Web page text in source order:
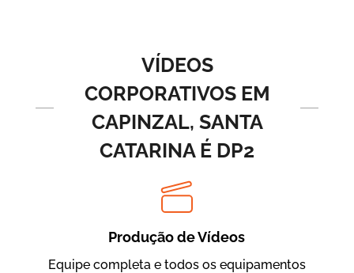
BRF Parceiros
Vídeos de Integração e Segurança
VÍDEOS
CORPORATIVOS EM
CAPINZAL, SANTA
CATARINA É DP2
Produção de Vídeos
Equipe completa e todos os equipamentos